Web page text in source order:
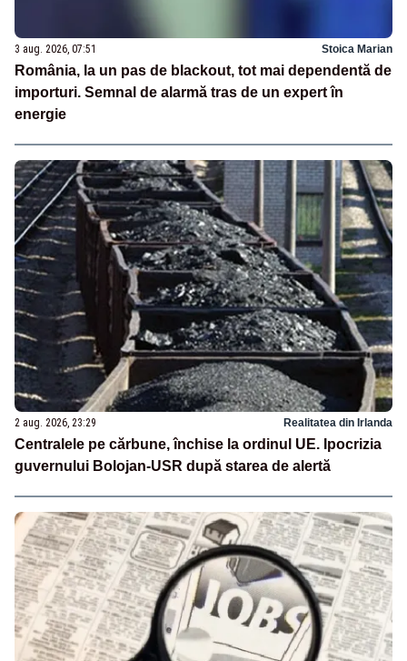
3 aug. 2026, 07:51 Stoica Marian
România, la un pas de blackout, tot mai dependentă de
importuri. Semnal de alarmă tras de un expert în
energie
2 aug. 2026, 23:29 Realitatea din Irlanda
Centralele pe cărbune, închise la ordinul UE. Ipocrizia
guvernului Bolojan-USR după starea de alertă